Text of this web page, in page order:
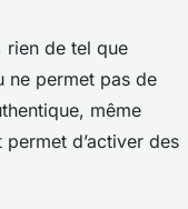
rien de tel que
ne permet pas de
même
d’activer des